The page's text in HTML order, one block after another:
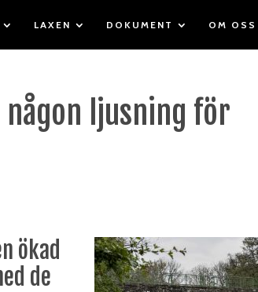
LAXEN DOKUMENT OM OSS
ljusning för
ökad
de